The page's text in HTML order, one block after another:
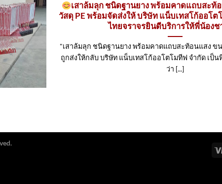
เสาล้มลุก ชนิดฐานยาง พร้อมคาดแถบสะท้
วัสดุ PE พร้อมจัดส่งให้ บริษัท แน็บเทสโก้ออโต
ไทยจราจรยินดีบริการให้พี่น้องช
"เสาล้มลุก ชนิดฐานยาง พร้อมคาดแถบสะท้อนแสง ขน
ถูกส่งให้กลับ บริษัท แน็บเทสโก้ออโตโมทีฟ จำกัด เป็น
ว่า [...]